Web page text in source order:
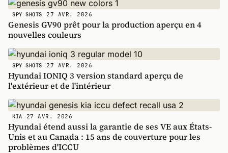
SPY SHOTS 27 AVR. 2026
Genesis GV90 prêt pour la production aperçu en 4
nouvelles couleurs
SPY SHOTS 27 AVR. 2026
Hyundai IONIQ 3 version standard aperçu de
l'extérieur et de l'intérieur
KIA 27 AVR. 2026
Hyundai étend aussi la garantie de ses VE aux États-
Unis et au Canada : 15 ans de couverture pour les
problèmes d'ICCU